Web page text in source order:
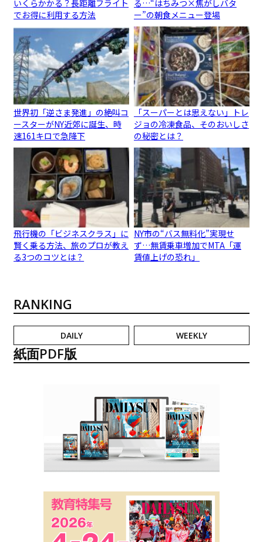
いくらかかる？長距離フライト
でお得に利用する方法
る…“はちみつ×焦がしバタ
ー”の朝食メニュー登場
世界初「逆さま発進」の絶叫コ
ースターがNY近郊に誕生、時
速161キロで急降下
「スーパーとは思えない」トレ
ジョの冷凍食品、そのおいしさ
の秘密とは？
飛行機の「ビジネスクラス」に
賢く乗る方法、旅のプロが教え
る3つのコツとは？
NY市の“バス無料化”実現せ
ず…無賃乗車増加でMTA「運
賃値上げの恐れ」
RANKING
DAILY WEEKLY
紙面PDF版